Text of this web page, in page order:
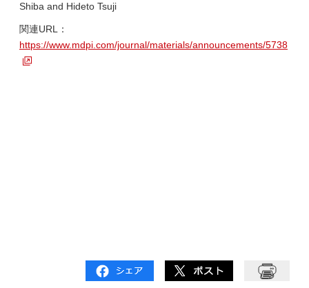
Shiba and Hideto Tsuji
関連URL：
https://www.mdpi.com/journal/materials/announcements/5738